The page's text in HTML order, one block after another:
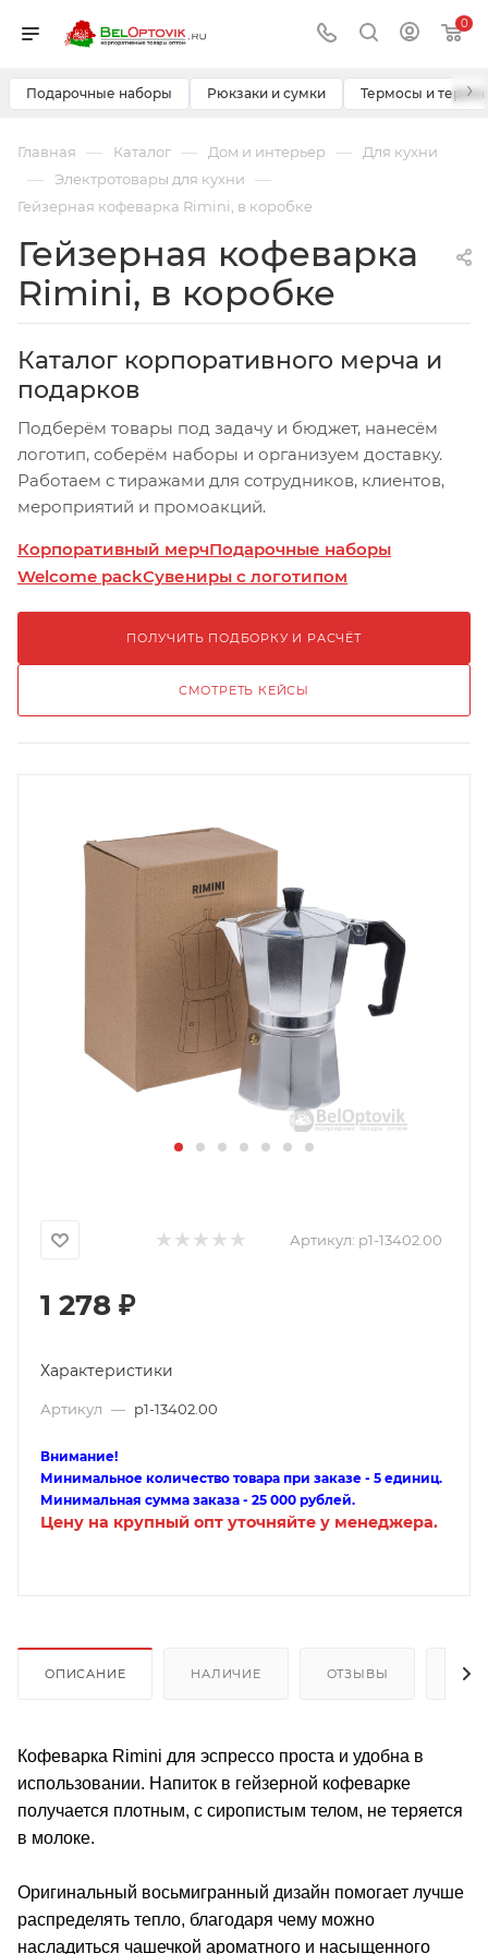
0
Подарочные наборы Рюкзаки и сумки Термосы и ›
Главная — Каталог — Дом и интерьер — Для кухни
— Электротовары для кухни —
Гейзерная кофеварка Rimini, в коробке
Гейзерная кофеварка
Rimini, в коробке
Каталог корпоративного мерча и
подарков
Подберём товары под задачу и бюджет, нанесём
логотип, соберём наборы и организуем доставку.
Работаем с тиражами для сотрудников, клиентов,
мероприятий и промоакций.
Корпоративный мерчПодарочные наборы
Welcome packСувениры с логотипом
ПОЛУЧИТЬ ПОДБОРКУ И РАСЧЁТ
СМОТРЕТЬ КЕЙСЫ
Артикул: p1-13402.00
1 278 ₽
Характеристики
Артикул — p1-13402.00
Внимание!
Минимальное количество товара при заказе - 5 единиц.
Минимальная сумма заказа - 25 000 рублей.
Цену на крупный опт уточняйте у менеджера.
ОПИСАНИЕ НАЛИЧИЕ ОТЗЫВЫ
Кофеварка Rimini для эспрессо проста и удобна в
использовании. Напиток в гейзерной кофеварке
получается плотным, с сиропистым телом, не теряется
в молоке.
Оригинальный восьмигранный дизайн помогает лучше
распределять тепло, благодаря чему можно
насладиться чашечкой ароматного и насыщенного